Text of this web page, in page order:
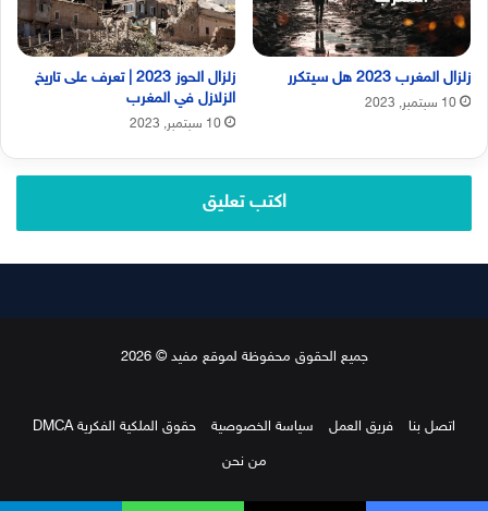
زلزال المغرب 2023 هل سيتكرر
10 سبتمبر, 2023
زلزال الحوز 2023 | تعرف على تاريخ
الزلازل في المغرب
10 سبتمبر, 2023
اكتب تعليق
جميع الحقوق محفوظة لموقع مفيد © 2026
اتصل بنا فريق العمل سياسة الخصوصية
حقوق الملكية الفكرية DMCA
من نحن